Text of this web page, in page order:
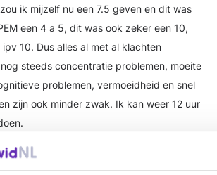
ik mijzelf nu een 7.5 geven en dit was
een 4 a 5, dit was ook zeker een 10,
10. Dus alles al met al klachten
steeds concentratie problemen, moeite
problemen, vermoeidheid en snel
zijn ook minder zwak. Ik kan weer 12 uur
te reageren